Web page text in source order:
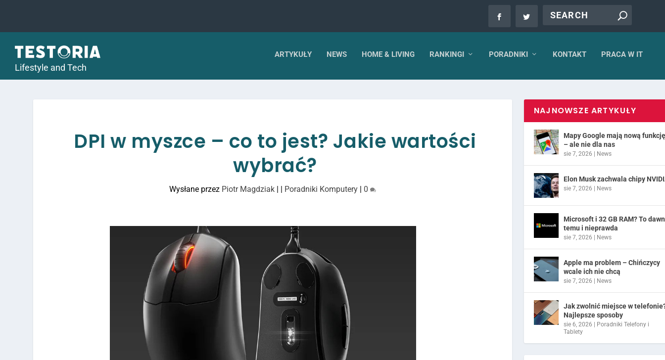
Lifestyle and Tech
ARTYKUŁY NEWS HOME & LIVING RANKINGI PORADNIKI KONTAKT PRACA W IT
DPI w myszce – co to jest? Jakie wartości
wybrać?
Wysłane przez Piotr Magdziak | | Poradniki Komputery | 0
NAJNOWSZE ARTYKUŁY
Mapy Google mają nową funkcję
– ale nie dla nas
sie 7, 2026 | News
Elon Musk zachwala chipy
sie 7, 2026 | News
Microsoft i 32 GB RAM? To
temu i nieprawda
sie 7, 2026 | News
Apple ma problem – Chińczycy
wcale ich nie chcą
sie 7, 2026 | News
Jak zwolnić miejsce w
Najlepsze sposoby
sie 6, 2026 | Poradniki Telefony i
Tablety